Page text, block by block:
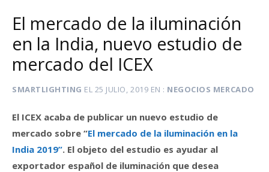
El mercado de la iluminación
en la India, nuevo estudio de
mercado del ICEX
SMARTLIGHTING EL 25 JULIO, 2019 EN NEGOCIOS MERCADO
El ICEX acaba de publicar un nuevo estudio de
mercado sobre “El mercado de la iluminación en la
India 2019”. El objeto del estudio es ayudar al
exportador español de iluminación que desea